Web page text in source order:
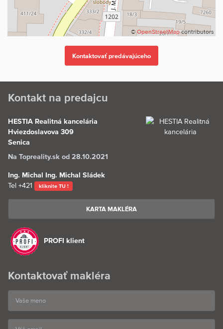
©OpenStreetMapcontributors
Kontakt na predajcu
HESTIA Realitná kancelária
Hviezdoslavova 309
Senica
Na Topreality.sk od 28.10.2021
Ing. Michal Ing. Michal Sládek
Tel +421 kliknite TU !
KARTA MAKLÉRA
PROFI klient
Kontaktovať makléra